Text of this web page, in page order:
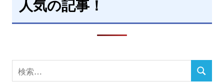
人気の記事！
検
索
検